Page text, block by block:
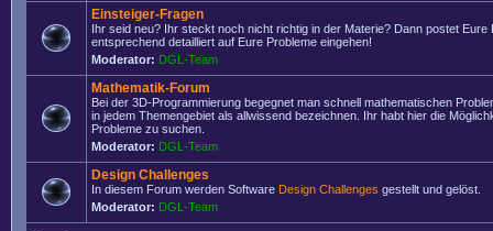
Einsteiger-Fragen
Ihr seid neu? Ihr steckt noch nicht richtig in der Materie? Dann postet Eure
entsprechend detailliert auf Eure Probleme eingehen!
Moderator: DGL-Team
Mathematik-Forum
Bei der 3D-Programmierung begegnet man schnell mathematischen
in jedem Themengebiet als allwissend bezeichnen. Ihr habt hier die
Probleme zu suchen.
Moderator: DGL-Team
Design Challenges
In diesem Forum werden Software Design Challenges gestellt und gelöst.
Moderator: DGL-Team